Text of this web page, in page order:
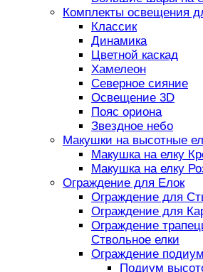
Комплекты освещения
Классик
Динамика
Цветной каскад
Хамелеон
Северное сияние
Освещение 3D
Пояс ориона
Звездное небо
Макушки на высотные
Макушка на елку
Макушка на елку
Ограждение для Елок
Ограждение для
Ограждение для
Ограждение
Ствольное елки
Ограждение
Подиум